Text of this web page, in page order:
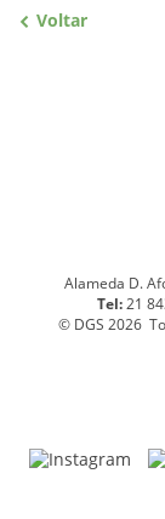
Voltar
Alameda D.
Tel:21
© DGS 2026